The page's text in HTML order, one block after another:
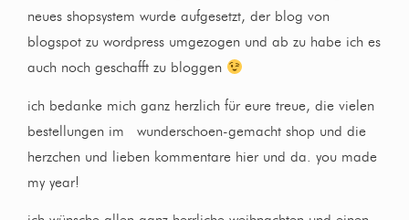
neues shopsystem wurde aufgesetzt, der blog von
blogspot zu wordpress umgezogen und ab zu habe ich es
auch noch geschafft zu bloggen
ich bedanke mich ganz herzlich für eure treue, die vielen
bestellungen im wunderschoen-gemacht shop und die
herzchen und lieben kommentare hier und da. you made
my year!